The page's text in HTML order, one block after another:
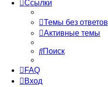
Ссылки
Темы без ответов
Активные темы
Поиск
FAQ
Вход